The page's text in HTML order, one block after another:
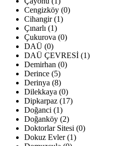
Cengizköy (0)
Cihangir (1)
Çınarlı (1)
Çukurova (0)
DAÜ (0)
DAÜ ÇEVRESİ (1)
Demirhan (0)
Derince (5)
Derinya (8)
Dilekkaya (0)
Dipkarpaz (17)
Doğanci (1)
Doğanköy (2)
Doktorlar Sitesi (0)
Dokuz Evler (1)